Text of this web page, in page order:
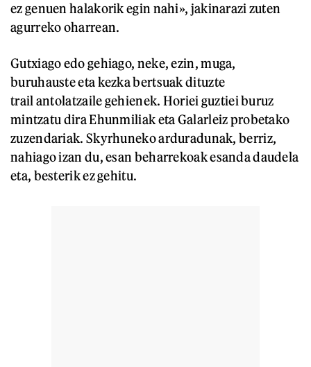
ez genuen halakorik egin nahi», jakinarazi zuten
agurreko oharrean.
Gutxiago edo gehiago, neke, ezin, muga,
buruhauste eta kezka bertsuak dituzte
trail antolatzaile gehienek. Horiei guztiei buruz
mintzatu dira Ehunmiliak eta Galarleiz probetako
zuzendariak. Skyrhuneko arduradunak, berriz,
nahiago izan du, esan beharrekoak esanda daudela
eta, besterik ez gehitu.